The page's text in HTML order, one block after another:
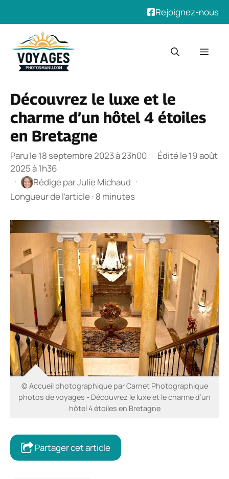
Rejoignez-nous
contenu
Découvrez le luxe et le
charme d’un hôtel 4 étoiles
en Bretagne
Paru le 18 septembre 2023 à 23h00 · Édité le 19 août
2025 à 1h36
·
Rédigé parJulie Michaud ·
Longueur de l’article : 8 minutes
© Accueil photographique par Carnet Photographique
photos de voyages - Découvrez le luxe et le charme d’un
hôtel 4 étoiles en Bretagne
Partager cet article